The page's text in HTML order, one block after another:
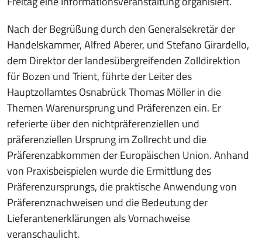
Nach der Begrüßung durch den Generalsekretär der
Handelskammer, Alfred Aberer, und Stefano Girardello,
dem Direktor der landesübergreifenden Zolldirektion
für Bozen und Trient, führte der Leiter des
Hauptzollamtes Osnabrück Thomas Möller in die
Themen Warenursprung und Präferenzen ein. Er
referierte über den nichtpräferenziellen und
präferenziellen Ursprung im Zollrecht und die
Präferenzabkommen der Europäischen Union. Anhand
von Praxisbeispielen wurde die Ermittlung des
Präferenzursprungs, die praktische Anwendung von
Präferenznachweisen und die Bedeutung der
Lieferantenerklärungen als Vornachweise
veranschaulicht.